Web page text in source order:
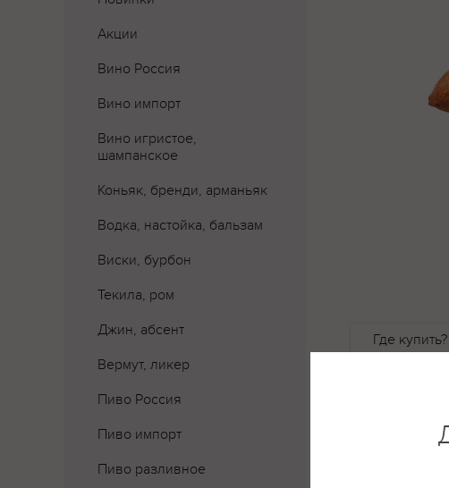
Акции
Вино Россия
Вино импорт
Вино игристое,
шампанское
Коньяк, бренди, арманьяк
Водка, настойка, бальзам
Виски, бурбон
Текила, ром
Джин, абсент
Вермут, ликер
Пиво Россия
Пиво импорт
Пиво разливное
Где купить?